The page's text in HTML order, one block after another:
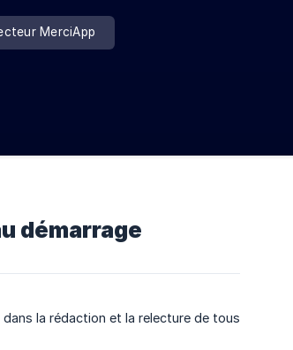
MerciApp
démarrage
la rédaction et la relecture de tous